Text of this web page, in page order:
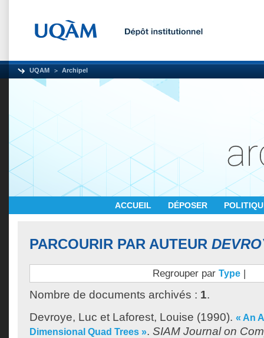
UQAM Archipel
ACCUEIL DÉPOSER
PARCOURIR PAR AUTEUR
Regrouper par Type |
Nombre de documents archivés : 1.
Devroye, Luc et Laforest, Louise (1990). « An
Dimensional Quad Trees ». SIAM Journal on